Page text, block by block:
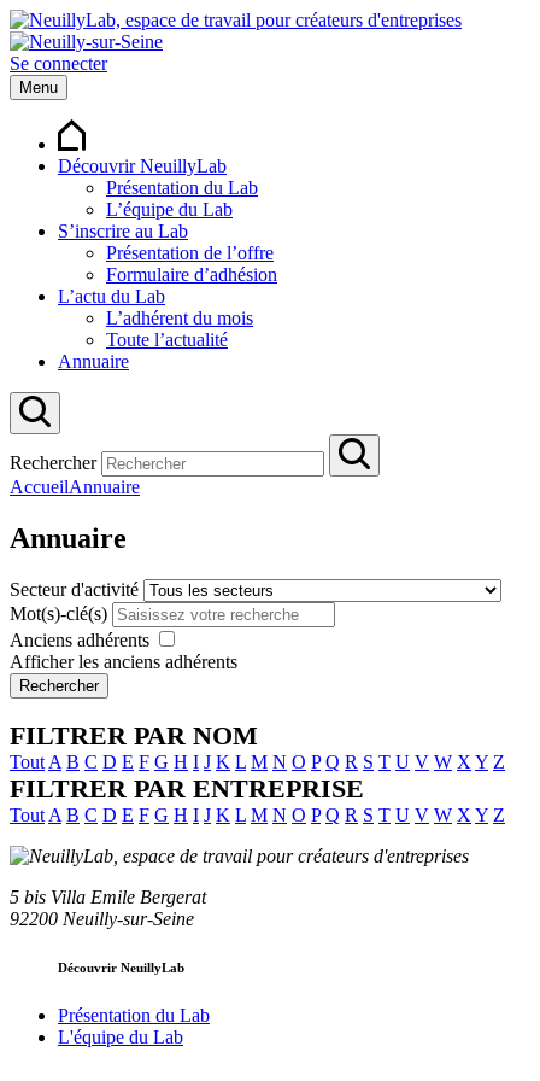
Se connecter
Menu
Découvrir NeuillyLab
Présentation du Lab
L’équipe du Lab
S’inscrire au Lab
Présentation de l’offre
Formulaire d’adhésion
L’actu du Lab
L’adhérent du mois
Toute l’actualité
Annuaire
Rechercher
AccueilAnnuaire
Annuaire
Secteur d'activité
Mot(s)-clé(s)
Anciens adhérents
Afficher les anciens adhérents
Rechercher
FILTRER PAR NOM
Tout A B C D E F G H I J K L M N O P Q R S T U V W X Y Z
FILTRER PAR ENTREPRISE
Tout A B C D E F G H I J K L M N O P Q R S T U V W X Y Z
5 bis Villa Emile Bergerat
92200 Neuilly-sur-Seine
Découvrir NeuillyLab
Présentation du Lab
L'équipe du Lab